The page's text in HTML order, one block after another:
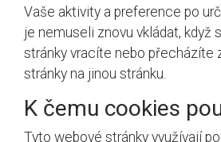
Vaše aktivity a preference po
je nemuseli znovu vkládat, když
stránky vracíte nebo přecházíte
stránky na jinou stránku.
K čemu cookies
Tyto webové stránky využívají